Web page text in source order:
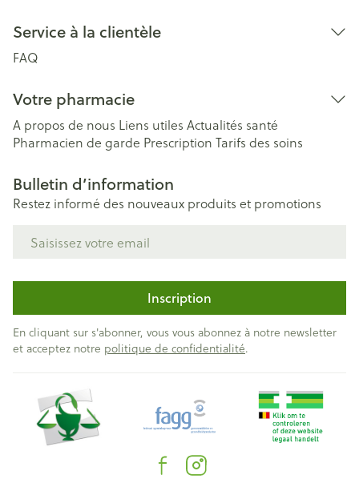
Service à la clientèle
FAQ
Votre pharmacie
A propos de nous Liens utiles Actualités santé
Pharmacien de garde Prescription Tarifs des soins
Bulletin d’information
Restez informé des nouveaux produits et promotions
Inscription
En cliquant sur s'abonner, vous vous abonnez à notre newsletter
et acceptez notre politique de confidentialité.